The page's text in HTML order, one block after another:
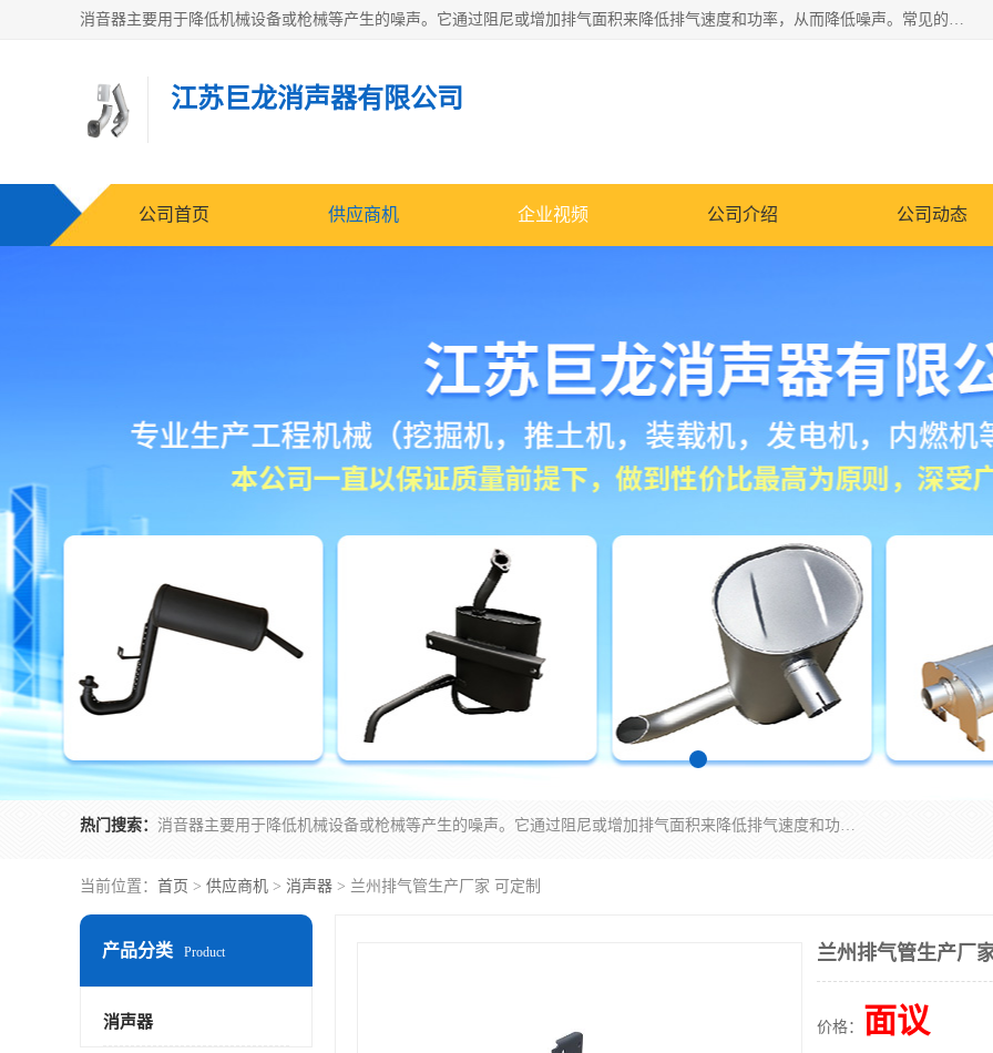
消音器主要用于降低机械设备或枪械等产生的噪声。它通过阻尼或增加排气面积来降低排气速度和功率，从而降低噪声。常见的消音器类型包括阻性消声器、抗性消声器、共振消声器以及阻抗复合式消声器等。这些消音器各有特点，适用于不同频率的噪声消除。
江苏巨龙消声器有限公司
公司首页 供应商机 企业视频 公司介绍 公司动态
热门搜索： 消音器主要用于降低机械设备或枪械等产生的噪声。它通过阻尼或增加排气面积来降低排气速度和功率，从而降低噪声。常见的消音器类型包括阻性消声器、抗性消声器、共振消声器以及阻抗复合式消声器等。这些消音器各有特点，适用于不同频率的噪声消除。
当前位置： 首页 > 供应商机 > 消声器 > 兰州排气管生产厂家 可定制
产品分类 Product
消声器
兰州排气管生产厂
价格： 面议